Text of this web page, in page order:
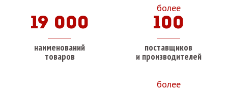
19 000
наименований
товаров
более
100
поставщиков
и производителей
более